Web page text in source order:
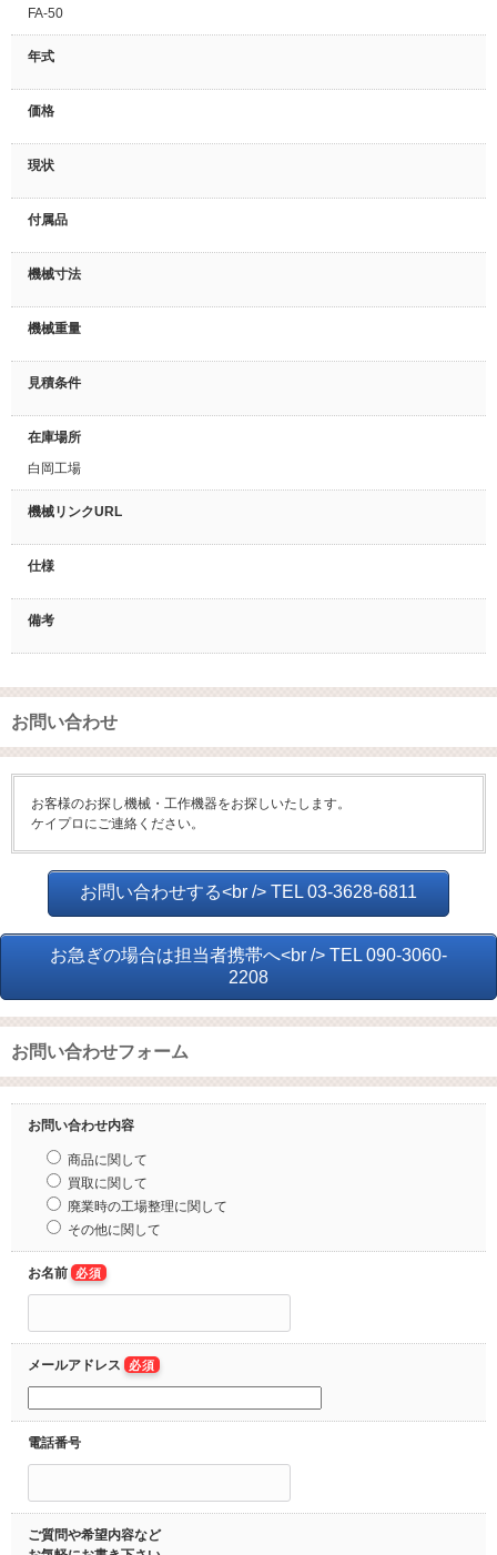
FA-50
年式
価格
現状
付属品
機械寸法
機械重量
見積条件
在庫場所
白岡工場
機械リンクURL
仕様
備考
お問い合わせ
お客様のお探し機械・工作機器をお探しいたします。
ケイプロにご連絡ください。
お問い合わせする<br /> TEL 03-3628-6811
お急ぎの場合は担当者携帯へ<br /> TEL 090-3060-
2208
お問い合わせフォーム
お問い合わせ内容
商品に関して
買取に関して
廃業時の工場整理に関して
その他に関して
お名前 必須
メールアドレス 必須
電話番号
ご質問や希望内容など